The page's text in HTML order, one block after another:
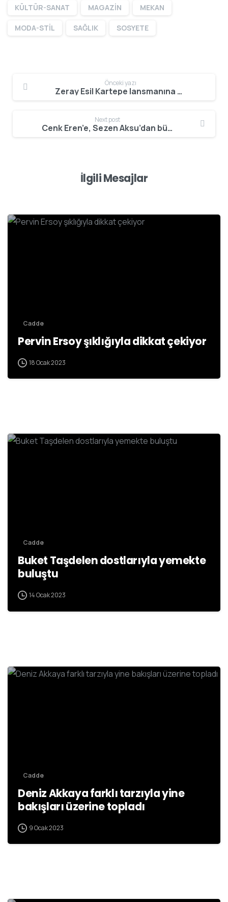
KÜLTÜR-SANAT MAGAZİN MEKAN
MODA-STİL SAĞLIK SOSYETE
Önceki yazı
Zeray Esil Kartepe lansmanına cemiyet ve iş dünyasından ünlü isimler katıldı
Next post
Cenk Eren’e, Sezen Aksu’dan büyük jest
İlgili Mesajlar
Cadde
Pervin Ersoy şıklığıyla dikkat çekiyor
18 Ocak 2023
Cadde
Buket Taşdelen dostlarıyla yemekte
buluştu
14 Ocak 2023
Cadde
Deniz Akkaya farklı tarzıyla yine
bakışları üzerine topladı
9 Ocak 2023